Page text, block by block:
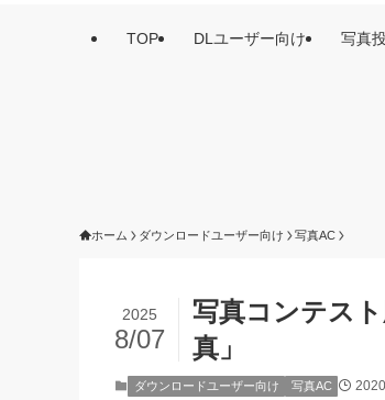
TOP DLユーザー向け 写真
ホーム ダウンロードユーザー向け 写真AC
写真コンテス
真」
2025
8/07
ダウンロードユーザー向け 写真AC